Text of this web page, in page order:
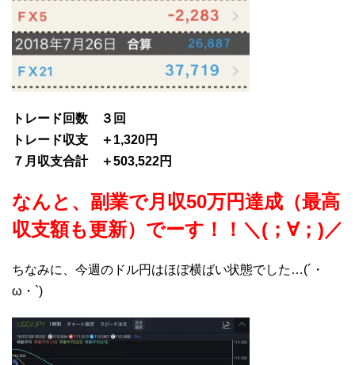
トレード回数 ３回
トレード収支 ＋1,320円
７月収支合計 ＋503,522円
なんと、副業で月収50万円達成（最高
収支額も更新）でーす！！＼(；∀；)／
ちなみに、今週のドル円はほぼ横ばい状態でした…(´・
ω・`)